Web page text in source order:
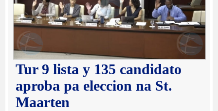
Tur 9 lista y 135 candidato
aproba pa eleccion na St.
Maarten